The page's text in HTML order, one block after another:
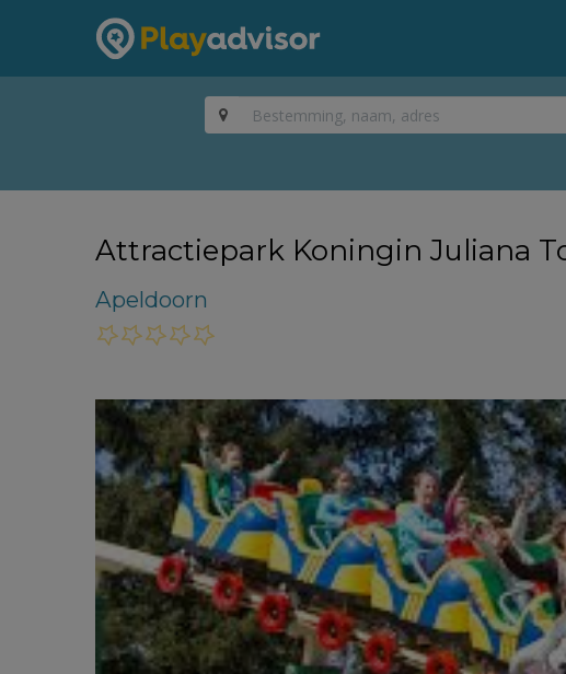
Attractiepark Koningin Juliana
Apeldoorn